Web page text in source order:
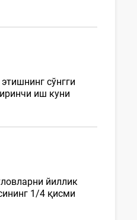
сўнгги
иш куни
йиллик
1/4 қисми